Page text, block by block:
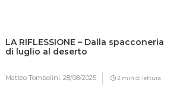
LA RIFLESSIONE – Dalla spacconeria
di luglio al deserto
Matteo Tombolini,28/08/2025 2 min di lettura